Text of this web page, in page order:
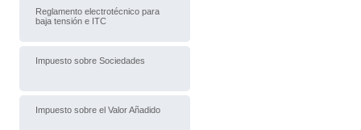
Reglamento electrotécnico para
baja tensión e ITC
Impuesto sobre Sociedades
Impuesto sobre el Valor Añadido